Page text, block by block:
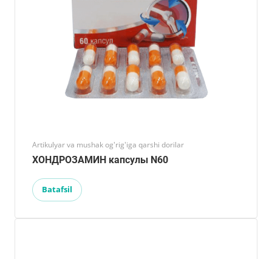
Artikulyar va mushak og'rig'iga qarshi dorilar
ХОНДРОЗАМИН капсулы N60
Batafsil